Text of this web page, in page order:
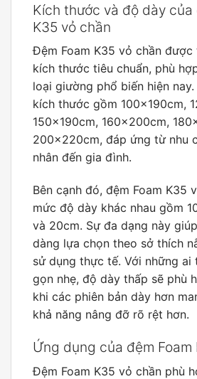
Kích thước và độ dày của
K35 vỏ chần
Đệm Foam K35 vỏ chần
kích thước tiêu chuẩn, phù
loại giường phổ biến hiện
kích thước gồm 100x190cm,
150x190cm, 160x200cm,
200x220cm, đáp ứng từ nhu
nhân đến gia đình.
Bên cạnh đó, đệm Foam K35
mức độ dày khác nhau gồm
và 20cm. Sự đa dạng này
dàng lựa chọn theo sở thích
sử dụng thực tế. Với những ai
gọn nhẹ, độ dày thấp sẽ phù
khi các phiên bản dày hơn
khả năng nâng đỡ rõ rệt hơn.
Ứng dụng của đệm Foam
Đệm Foam K35 vỏ chần phù